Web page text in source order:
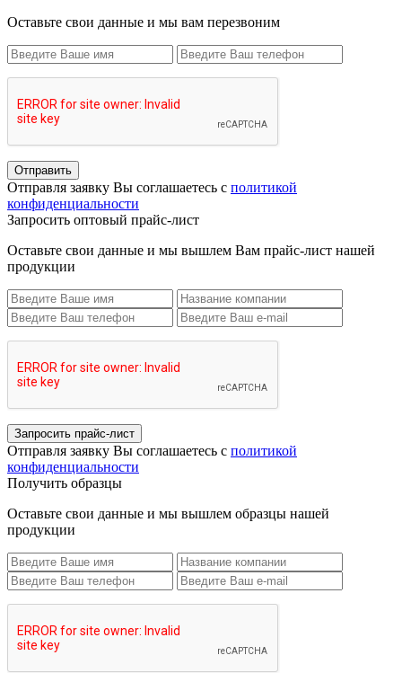
Оставьте свои данные и мы вам перезвоним
Отправить
Отправля заявку Вы соглашаетесь с политикой
конфиденциальности
Запросить оптовый прайс-лист
Оставьте свои данные и мы вышлем Вам прайс-лист нашей
продукции
Запросить прайс-лист
Отправля заявку Вы соглашаетесь с политикой
конфиденциальности
Получить образцы
Оставьте свои данные и мы вышлем образцы нашей
продукции